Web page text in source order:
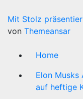
Mit Stolz
von Themeansar
Home
Elon
auf heftige